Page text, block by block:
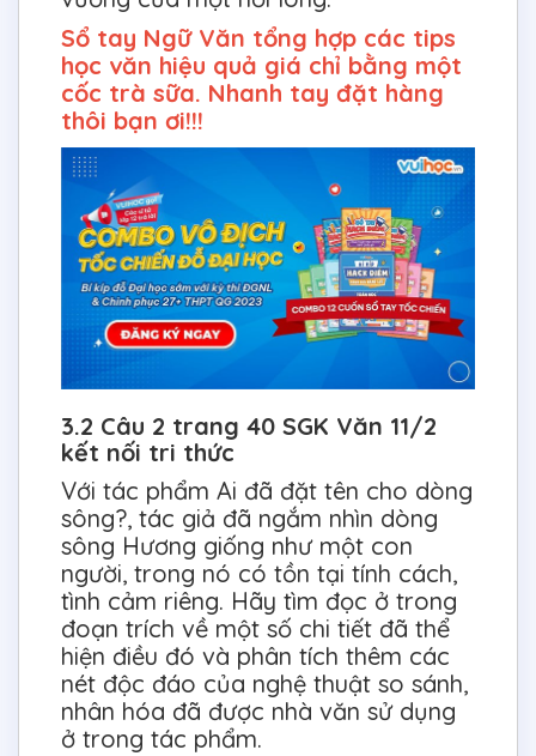
Sổ tay Ngữ Văn tổng hợp các tips
học văn hiệu quả giá chỉ bằng một
cốc trà sữa. Nhanh tay đặt hàng
thôi bạn ơi!!!
3.2 Câu 2 trang 40 SGK Văn 11/2
kết nối tri thức
Với tác phẩm Ai đã đặt tên cho dòng
sông?, tác giả đã ngắm nhìn dòng
sông Hương giống như một con
người, trong nó có tồn tại tính cách,
tình cảm riêng. Hãy tìm đọc ở trong
đoạn trích về một số chi tiết đã thể
hiện điều đó và phân tích thêm các
nét độc đáo của nghệ thuật so sánh,
nhân hóa đã được nhà văn sử dụng
ở trong tác phẩm.